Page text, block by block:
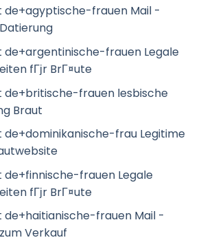
frauen Mail -
frauen Legale
fГјr BrГ¤ute
frauen lesbische
Braut
frau Legitime
frauen Legale
fГјr BrГ¤ute
frauen Mail -
Verkauf